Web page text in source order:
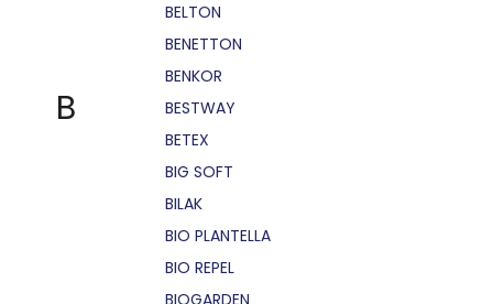
B
BELTON
BENETTON
BENKOR
BESTWAY
BETEX
BIG SOFT
BILAK
BIO PLANTELLA
BIO REPEL